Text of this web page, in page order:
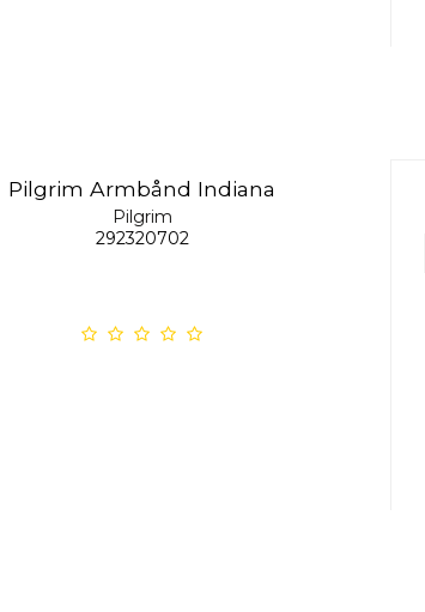
Pilgrim Armbånd Indiana
Pilgrim
292320702